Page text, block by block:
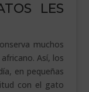
LES
muchos
Así, los
en pequeñas
con el gato